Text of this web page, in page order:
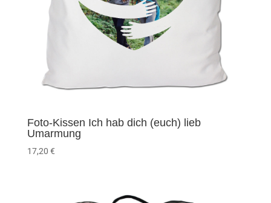
Foto-Kissen Ich hab dich (euch) lieb
Umarmung
17,20 €